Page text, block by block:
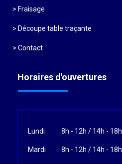
Fraisage
Découpe table traçante
Contact
Horaires d'ouvertures
Lundi 8h - 12h / 14h - 18h
Mardi 8h - 12h / 14h - 18h